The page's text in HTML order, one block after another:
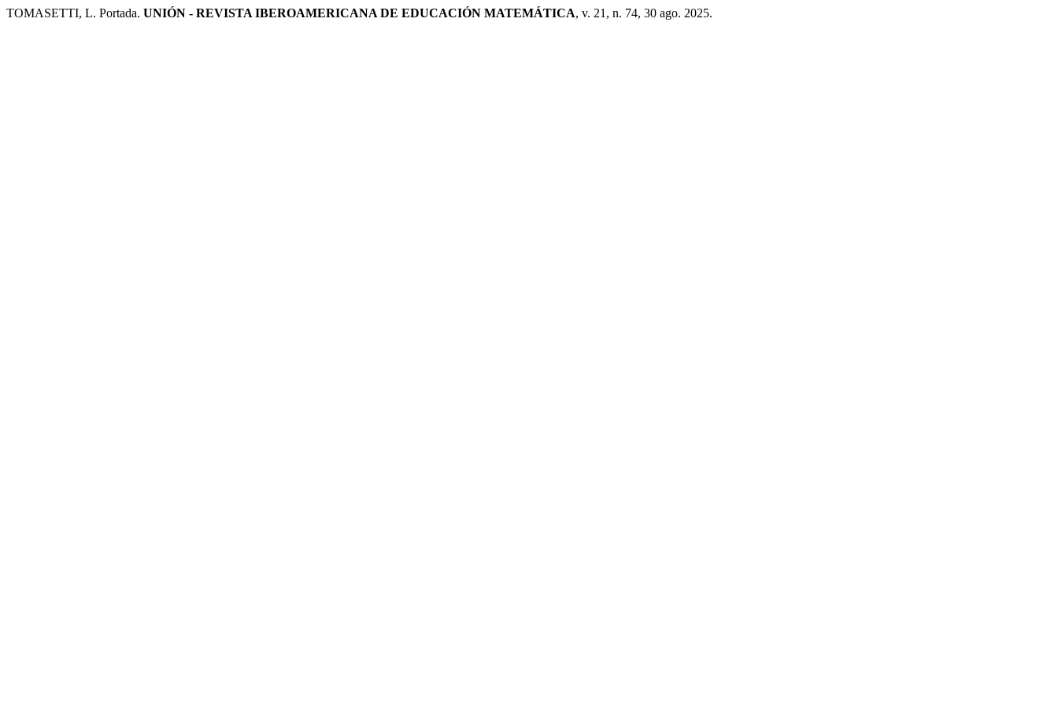
TOMASETTI, L. Portada. UNIÓN - REVISTA IBEROAMERICANA DE EDUCACIÓN MATEMÁTICA, v. 21, n. 74, 30 ago. 2025.